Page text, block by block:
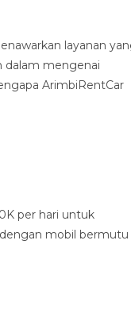
layanan
dalam mengenai
ArimbiRentCar
per hari untuk
mobil bermutu